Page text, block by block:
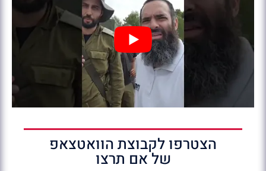
הצטרפו לקבוצת הוואטצאפ
של אם תרצו